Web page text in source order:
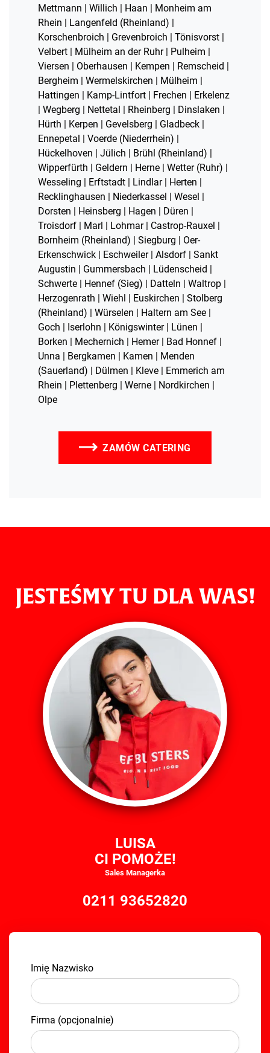
Mettmann | Willich | Haan | Monheim am
Rhein | Langenfeld (Rheinland) |
Korschenbroich | Grevenbroich | Tönisvorst |
Velbert | Mülheim an der Ruhr | Pulheim |
Viersen | Oberhausen | Kempen | Remscheid |
Bergheim | Wermelskirchen | Mülheim |
Hattingen | Kamp-Lintfort | Frechen | Erkelenz
| Wegberg | Nettetal | Rheinberg | Dinslaken |
Hürth | Kerpen | Gevelsberg | Gladbeck |
Ennepetal | Voerde (Niederrhein) |
Hückelhoven | Jülich | Brühl (Rheinland) |
Wipperfürth | Geldern | Herne | Wetter (Ruhr) |
Wesseling | Erftstadt | Lindlar | Herten |
Recklinghausen | Niederkassel | Wesel |
Dorsten | Heinsberg | Hagen | Düren |
Troisdorf | Marl | Lohmar | Castrop-Rauxel |
Bornheim (Rheinland) | Siegburg | Oer-
Erkenschwick | Eschweiler | Alsdorf | Sankt
Augustin | Gummersbach | Lüdenscheid |
Schwerte | Hennef (Sieg) | Datteln | Waltrop |
Herzogenrath | Wiehl | Euskirchen | Stolberg
(Rheinland) | Würselen | Haltern am See |
Goch | Iserlohn | Königswinter | Lünen |
Borken | Mechernich | Hemer | Bad Honnef |
Unna | Bergkamen | Kamen | Menden
(Sauerland) | Dülmen | Kleve | Emmerich am
Rhein | Plettenberg | Werne | Nordkirchen |
Olpe
ZAMÓW CATERING
JESTEŚMY TU DLA WAS!
Imię Nazwisko
Firma (opcjonalnie)
LUISA
CI POMOŻE!
Sales Managerka
0211 93652820